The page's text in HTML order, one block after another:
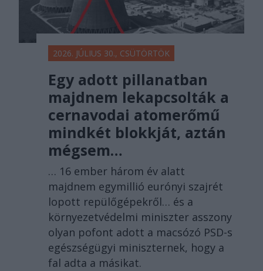
2026. JÚLIUS 30., CSÜTÖRTÖK
Egy adott pillanatban
majdnem lekapcsolták a
cernavodai atomerőmű
mindkét blokkját, aztán
mégsem…
… 16 ember három év alatt
majdnem egymillió eurónyi szajrét
lopott repülőgépekről… és a
környezetvédelmi miniszter asszony
olyan pofont adott a macsózó PSD-s
egészségügyi miniszternek, hogy a
fal adta a másikat.